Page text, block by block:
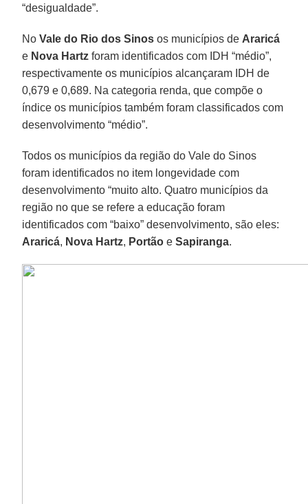
“desigualdade”.
NoVale do Rio dos Sinos os municípios de Araricá
e Nova Hartz foram identificados com IDH “médio”,
respectivamente os municípios alcançaram IDH de
0,679 e 0,689. Na categoria renda, que compõe o
índice os municípios também foram classificados com
desenvolvimento “médio”.
Todos os municípios da região do Vale do Sinos
foram identificados no item longevidade com
desenvolvimento “muito alto. Quatro municípios da
região no que se refere a educação foram
identificados com “baixo” desenvolvimento, são eles:
Araricá, Nova Hartz, Portão eSapiranga.